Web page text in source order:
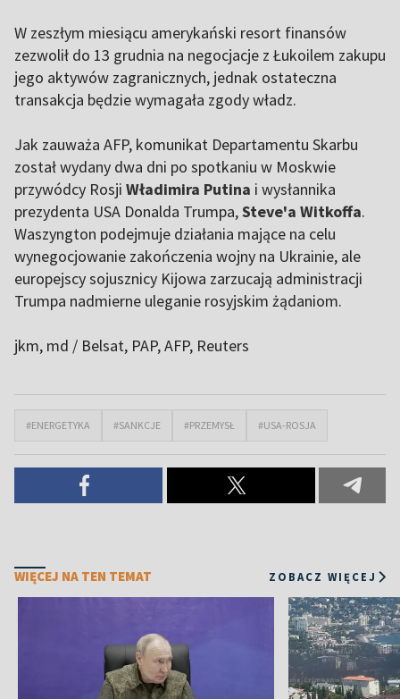
W zeszłym miesiącu amerykański resort finansów
zezwolił do 13 grudnia na negocjacje z Łukoilem zakupu
jego aktywów zagranicznych, jednak ostateczna
transakcja będzie wymagała zgody władz.
Jak zauważa AFP, komunikat Departamentu Skarbu
został wydany dwa dni po spotkaniu w Moskwie
przywódcy Rosji Władimira Putina i wysłannika
prezydenta USA Donalda Trumpa,Steve'a Witkoffa.
Waszyngton podejmuje działania mające na celu
wynegocjowanie zakończenia wojny na Ukrainie, ale
europejscy sojusznicy Kijowa zarzucają administracji
Trumpa nadmierne uleganie rosyjskim żądaniom.
jkm, md / Belsat, PAP, AFP, Reuters
#ENERGETYKA #SANKCJE #PRZEMYSŁ #USA-ROSJA
WIĘCEJ NA TEN TEMAT ZOBACZ WIĘCEJ